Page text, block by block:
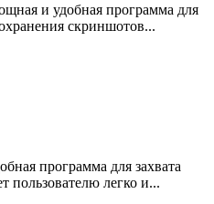
и удобная программа для
скриншотов...
программа для захвата
пользователю легко и...